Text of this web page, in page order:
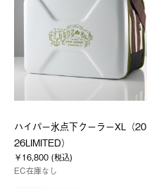
ハイパー氷点下クーラーXL（20
26LIMITED）
￥16,800 (税込)
EC在庫なし